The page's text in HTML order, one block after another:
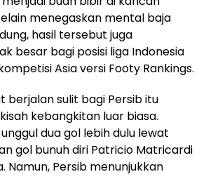
menegaskan mental baja
hasil tersebut juga
besar bagi posisi liga Indonesia
Asia versi Footy Rankings.
berjalan sulit bagi Persib itu
kebangkitan luar biasa.
dua gol lebih dulu lewat
gol bunuh diri Patricio Matricardi
Namun, Persib menunjukkan